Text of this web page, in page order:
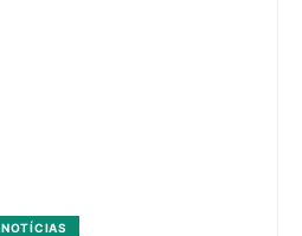
NOTÍCIAS